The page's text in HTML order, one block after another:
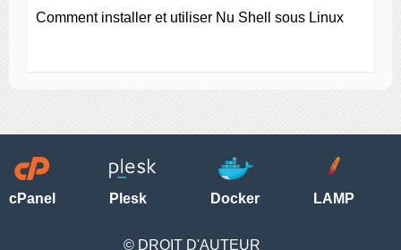
Comment installer et utiliser Nu Shell sous Linux
cPanel Plesk Docker LAMP
© DROIT D'AUTEUR